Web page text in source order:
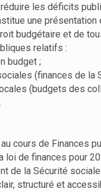
les déficits
une présentation
budgétaire et de
relatifs :
budget ;
(finances de la
(budgets des
cours de Finances
loi de finances pour
de la Sécurité
structuré et